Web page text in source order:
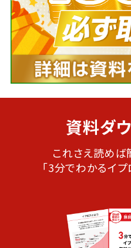
資料ダ
これさえ読めば
「3分でわかるイ